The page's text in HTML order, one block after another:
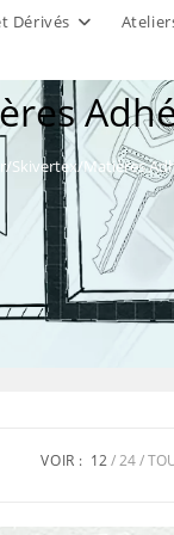
Dérivés
Skivertex/Matières
VOIR : 12 24